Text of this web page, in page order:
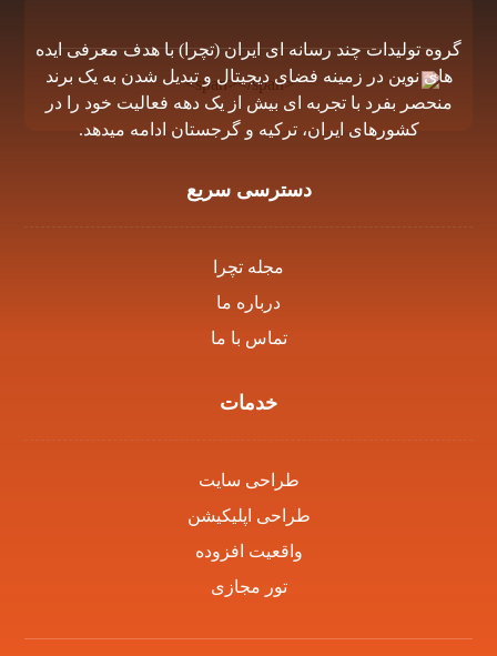
گروه توليدات چند رسانه اى ايران (تچرا) با هدف معرفى ايده
هاى نوين در زمينه فضاى ديجيتال و تبديل شدن به يک برند
منحصر بفرد با تجربه اى بيش از يک دهه فعاليت خود را در
كشورهاى ايران، تركيه و گرجستان ادامه ميدهد.
دسترسی سریع
مجله تچرا
درباره ما
تماس با ما
خدمات
طراحی سایت
طراحی اپلیکیشن
واقعیت افزوده
تور مجازی